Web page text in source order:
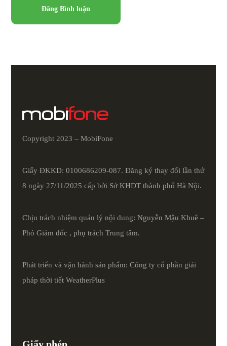
Copyright 2023 – MobiFone
Giấy ĐKKD: 0100686209-087. Đăng ký thay đổi lần thứ
8 ngày 27/11/2025 cấp bởi Sở KHDT thành phố Hà Nội.
Chịu trách nhiệm quản lý nội dung: Nguyễn Mậu Khuê –
Phó Giám đốc , phụ trách Trung tâm.
Phát triển và vận hành sản phẩm: Công ty cổ phần giải
pháp thời tiếtWeatherPlus